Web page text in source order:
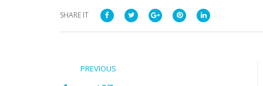
SHARE IT
PREVIOUS